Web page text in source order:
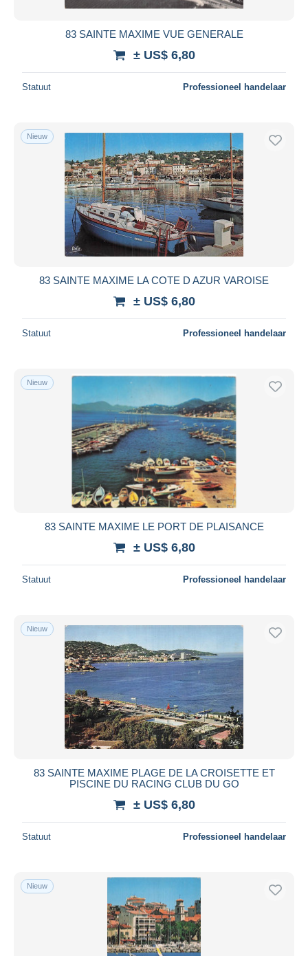
83 SAINTE MAXIME VUE GENERALE
± US$ 6,80
Statuut Professioneel handelaar
Nieuw
83 SAINTE MAXIME LA COTE D AZUR VAROISE
± US$ 6,80
Statuut Professioneel handelaar
Nieuw
83 SAINTE MAXIME LE PORT DE PLAISANCE
± US$ 6,80
Statuut Professioneel handelaar
Nieuw
83 SAINTE MAXIME PLAGE DE LA CROISETTE ET
PISCINE DU RACING CLUB DU GO
± US$ 6,80
Statuut Professioneel handelaar
Nieuw